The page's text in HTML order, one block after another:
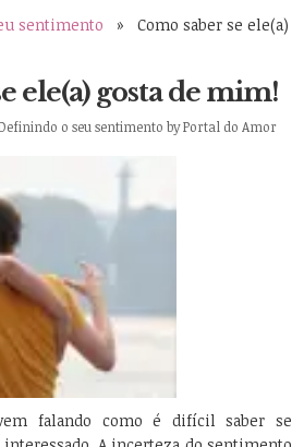
sentimento » Como saber se ele(a)
ele(a) gosta de mim!
o seu sentimento byPortal do Amor
falando como é difícil saber se